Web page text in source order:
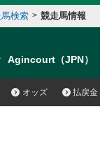
検索 > 競走馬情報
Agincourt（JPN）
オッズ 払戻金